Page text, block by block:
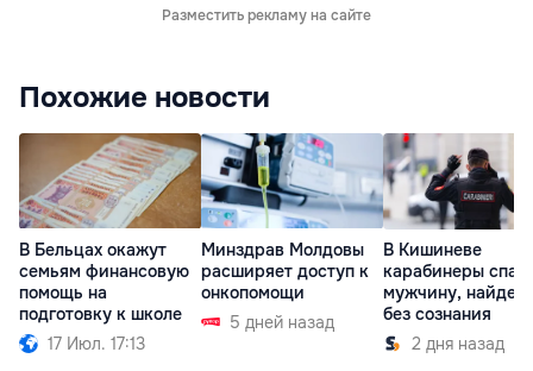
Разместить рекламу на сайте
Похожие новости
В Бельцах окажут
семьям финансовую
помощь на
подготовку к школе
17 Июл. 17:13
Минздрав Молдовы
расширяет доступ к
онкопомощи
5 дней назад
В Кишиневе
карабинеры
мужчину,
без сознания
2 дня назад